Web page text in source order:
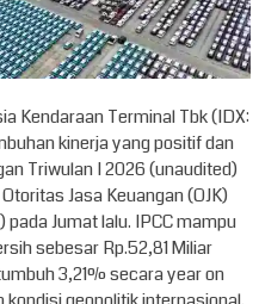
Kendaraan Terminal Tbk (IDX:
kinerja yang positif dan
Triwulan I 2026 (unaudited)
Jasa Keuangan (OJK)
Jumat lalu. IPCC mampu
sebesar Rp.52,81 Miliar
3,21% secara year on